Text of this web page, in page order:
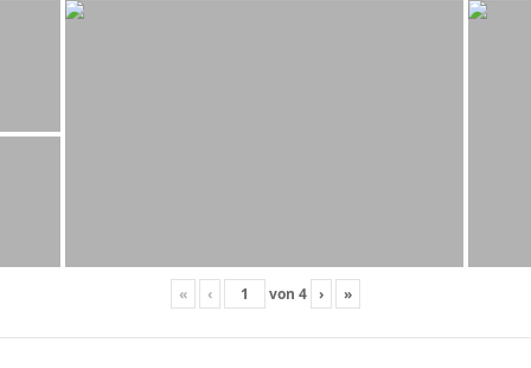
« ‹ von 4 › »